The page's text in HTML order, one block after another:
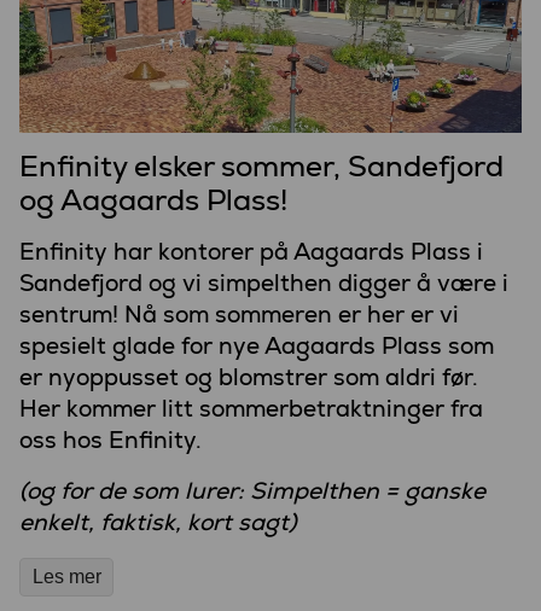
Enfinity elsker sommer, Sandefjord
og Aagaards Plass!
Enfinity har kontorer på Aagaards Plass i
Sandefjord og vi simpelthen digger å være i
sentrum! Nå som sommeren er her er vi
spesielt glade for nye Aagaards Plass som
er nyoppusset og blomstrer som aldri før.
Her kommer litt sommerbetraktninger fra
oss hos Enfinity.
(og for de som lurer: Simpelthen = ganske
enkelt, faktisk, kort sagt)
Les mer